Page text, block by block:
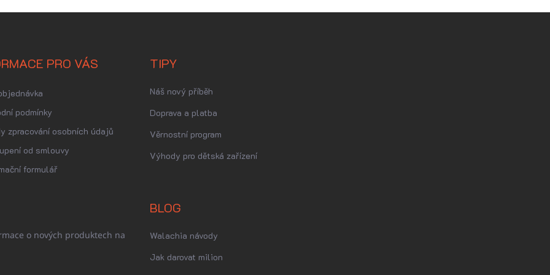
PRO VÁS
podmínky
zpracování osobních údajů
od smlouvy
formulář
TIPY
Náš nový příběh
Doprava a platba
Věrnostní program
Výhody pro dětská zařízení
o nových produktech na
BLOG
Walachia návody
Jak darovat milion